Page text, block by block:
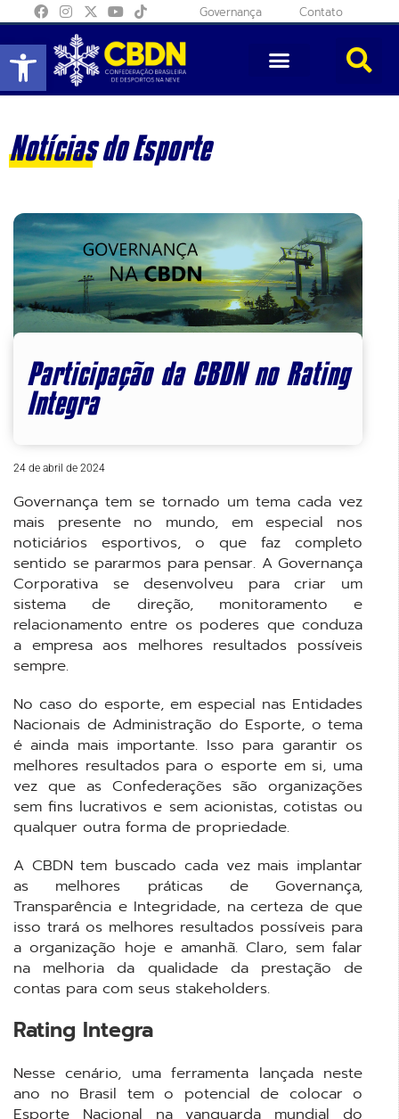
Abrir a barra de ferramentas
Governança Contato
Notícias do Esporte
Participação da CBDN no Rating
Integra
24 de abril de 2024
Governança tem se tornado um tema cada vez
mais presente no mundo, em especial nos
noticiários esportivos, o que faz completo
sentido se pararmos para pensar. A Governança
Corporativa se desenvolveu para criar um
sistema de direção, monitoramento e
relacionamento entre os poderes que conduza
a empresa aos melhores resultados possíveis
sempre.
No caso do esporte, em especial nas Entidades
Nacionais de Administração do Esporte, o tema
é ainda mais importante. Isso para garantir os
melhores resultados para o esporte em si, uma
vez que as Confederações são organizações
sem fins lucrativos e sem acionistas, cotistas ou
qualquer outra forma de propriedade.
A CBDN tem buscado cada vez mais implantar
as melhores práticas de Governança,
Transparência e Integridade, na certeza de que
isso trará os melhores resultados possíveis para
a organização hoje e amanhã. Claro, sem falar
na melhoria da qualidade da prestação de
contas para com seus stakeholders.
Rating Integra
Nesse cenário, uma ferramenta lançada neste
ano no Brasil tem o potencial de colocar o
Esporte Nacional na vanguarda mundial do